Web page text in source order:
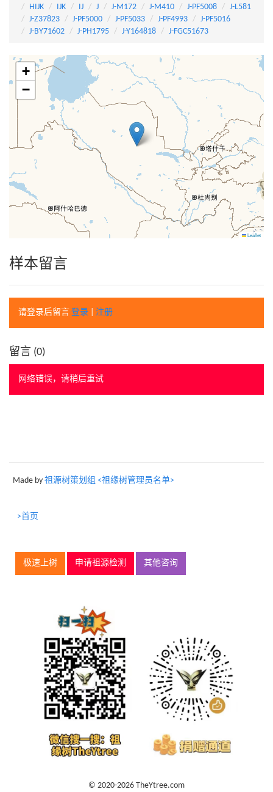
HIJK
IJK IJ J J-M172 J-M410 J-PF5008
J-L581
J-Z37823
J-PF5000 J-PF5033 J-PF4993
J-PF5016
J-BY71602
J-PH1795 J-Y164818 J-FGC51673
+
−
Leaflet
样本留言
请登录后留言 登录 注册
留言 (0)
网络错误，请稍后重试
Made by 祖源树策划组 <祖缘树管理员名单>
>首页
极速上树 申请祖源检测 其他咨询
© 2020-2026 TheYtree.com